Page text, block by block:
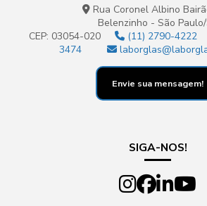
Rua Coronel Albino
Belenzinho - São Paulo/
CEP: 03054-020
(11) 2790-4222
3474
Envie sua mensagem!
SIGA-NOS!